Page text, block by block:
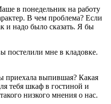
в понедельник на работу
В чем проблема? Если
и надо было сказать. Я бы
постелили мне в кладовке.
выпившая? Какая
тебя шкаф в гостиной и
низкого мнения о нас.